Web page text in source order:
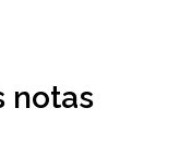
notas